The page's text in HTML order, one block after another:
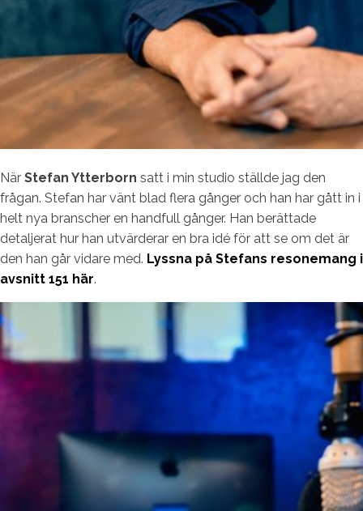
När Stefan Ytterborn satt i min studio ställde jag den
frågan. Stefan har vänt blad flera gånger och han har gått in i
helt nya branscher en handfull gånger. Han berättade
detaljerat hur han utvärderar en bra idé för att se om det är
den han går vidare med. Lyssna på Stefans resonemang i
avsnitt 151 här.